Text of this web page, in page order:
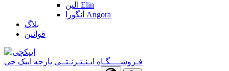
الین Elin
آنگورا Angora
بلاگ
قوانین
فـروشــــگـاه ایـنـتـرنـتــی پارچه ایپک چی